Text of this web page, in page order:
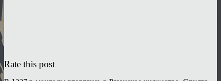
Rate this post